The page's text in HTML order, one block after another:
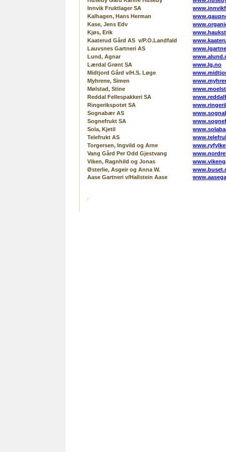
Innvik Fruktlager SA
Kalhagen, Hans Herman
Kase, Jens Edv
Kjøs, Erik
Kaaterud Gård AS v/P.O.Landfald
Lauvsnes Gartneri AS
Lund, Agnar
Lærdal Grønt SA
www.lg.no
Midtjord Gård v/H.S. Løge
Myhrene, Simen
Mølstad, Stine
Reddal Fellespakkeri SA
Ringerikspotet SA
Sognabær AS
Sognefrukt SA
Sola, Kjetil
Telefrukt AS
Torgersen, Ingvild og Arne
Vang Gård Per Odd Gjestvang
Viken, Ragnhild og Jonas
Østerlie, Asgeir og Anna W.
Aase Gartneri v/Hallstein Aase